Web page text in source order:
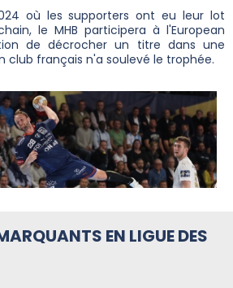
où les supporters ont eu leur lot
le MHB participera à l'European
de décrocher un titre dans une
français n'a soulevé le trophée.
EN LIGUE DES